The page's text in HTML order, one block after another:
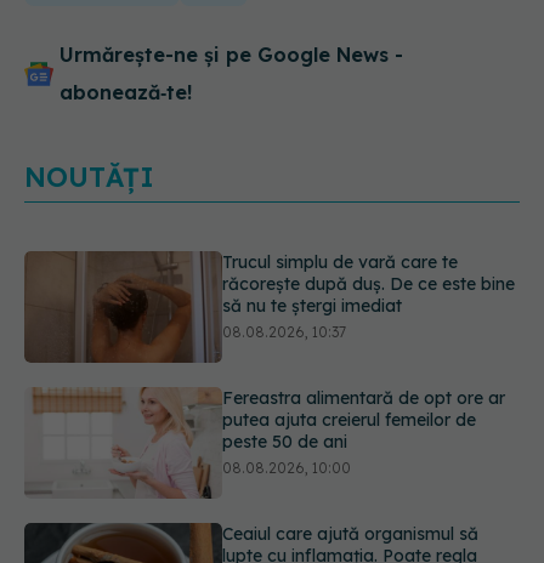
Urmărește-ne și pe Google News -
abonează‑te!
NOUTĂȚI
Fereastra alimentară de opt ore ar
putea ajuta creierul femeilor de
peste 50 de ani
08.08.2026, 10:00
Ceaiul care ajută organismul să
lupte cu inflamația. Poate regla
glicemia și colesterolul
08.08.2026, 09:00
Ce spune culoarea ta preferată
despre vârsta pe care o ai. Care